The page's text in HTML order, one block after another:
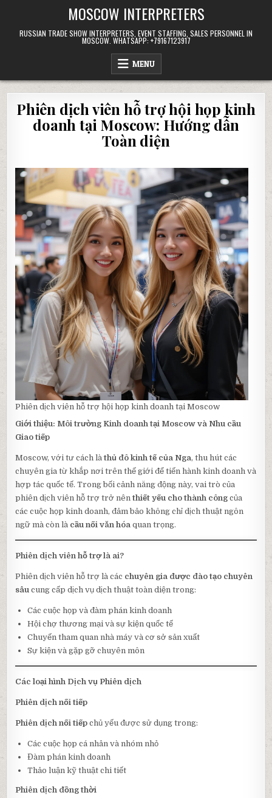
content
MOSCOW INTERPRETERS
RUSSIAN TRADE SHOW INTERPRETERS, EVENT STAFFING, SALES PERSONNEL IN
MOSCOW. WHATSAPP: +79167123917
MENU
Phiên dịch viên hỗ trợ hội họp kinh
doanh tại Moscow: Hướng dẫn
Toàn diện
Phiên dịch viên hỗ trợ hội họp kinh doanh tại Moscow
Giới thiệu: Môi trường Kinh doanh tại Moscow và Nhu cầu
Giao tiếp
Moscow, với tư cách làthủ đô kinh tế của Nga, thu hút các
chuyên gia từ khắp nơi trên thế giới để tiến hành kinh doanh và
hợp tác quốc tế. Trong bối cảnh năng động này, vai trò của
phiên dịch viên hỗ trợ trở nênthiết yếu cho thành công của
các cuộc họp kinh doanh, đảm bảo không chỉ dịch thuật ngôn
ngữ mà còn là cầu nối văn hóa quan trọng.
Phiên dịch viên hỗ trợ là ai?
Phiên dịch viên hỗ trợ là các chuyên gia được đào tạo chuyên
sâu cung cấp dịch vụ dịch thuật toàn diện trong:
Các cuộc họp và đàm phán kinh doanh
Hội chợ thương mại và sự kiện quốc tế
Chuyến tham quan nhà máy và cơ sở sản xuất
Sự kiện và gặp gỡ chuyên môn
Các loại hình Dịch vụ Phiên dịch
Phiên dịch nối tiếp
Phiên dịch nối tiếp chủ yếu được sử dụng trong:
Các cuộc họp cá nhân và nhóm nhỏ
Đàm phán kinh doanh
Thảo luận kỹ thuật chi tiết
Phiên dịch đồng thời